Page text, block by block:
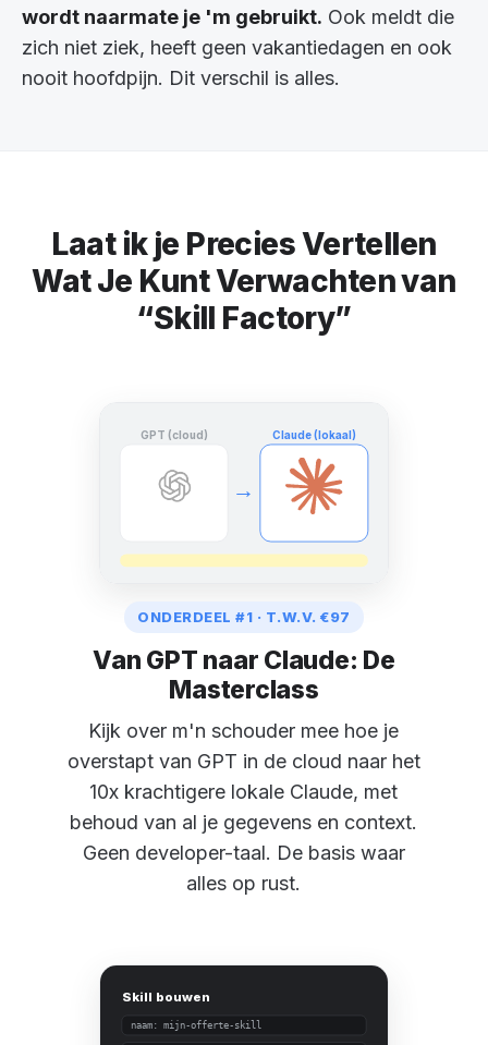
wordt naarmate je 'm gebruikt. Ook meldt die
zich niet ziek, heeft geen vakantiedagen en ook
nooit hoofdpijn. Dit verschil is alles.
Laat ik je Precies Vertellen
Wat Je Kunt Verwachten van
“Skill Factory”
GPT (cloud)
→
Claude (lokaal)
ONDERDEEL #1 · T.W.V. €97
Van GPT naar Claude: De
Masterclass
Kijk over m'n schouder mee hoe je
overstapt van GPT in de cloud naar het
10x krachtigere lokale Claude, met
behoud van al je gegevens en context.
Geen developer-taal. De basis waar
alles op rust.
Skill bouwen
naam: mijn-offerte-skill